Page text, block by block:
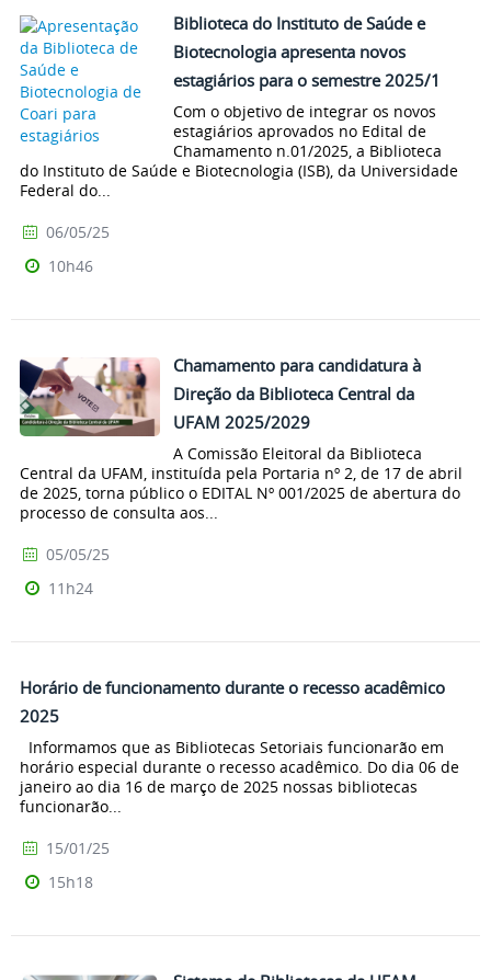
Biblioteca do Instituto de Saúde e
Biotecnologia apresenta novos
estagiários para o semestre 2025/1
Com o objetivo de integrar os novos
estagiários aprovados no Edital de
Chamamento n.01/2025, a Biblioteca
do Instituto de Saúde e Biotecnologia (ISB), da Universidade
Federal do...
06/05/25
10h46
Chamamento para candidatura à
Direção da Biblioteca Central da
UFAM 2025/2029
A Comissão Eleitoral da Biblioteca
Central da UFAM, instituída pela Portaria nº 2, de 17 de abril
de 2025, torna público o EDITAL Nº 001/2025 de abertura do
processo de consulta aos...
05/05/25
11h24
Horário de funcionamento durante o recesso acadêmico
2025
Informamos que as Bibliotecas Setoriais funcionarão em
horário especial durante o recesso acadêmico. Do dia 06 de
janeiro ao dia 16 de março de 2025 nossas bibliotecas
funcionarão...
15/01/25
15h18